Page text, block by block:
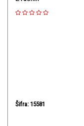
Šifra: 15581